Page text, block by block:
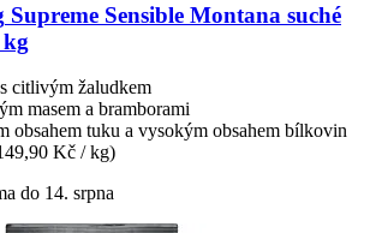
Supreme Sensible Montana suché
citlivým žaludkem
masem a bramborami
obsahem tuku a vysokým obsahem bílkovin
Kč / kg)
do 14. srpna